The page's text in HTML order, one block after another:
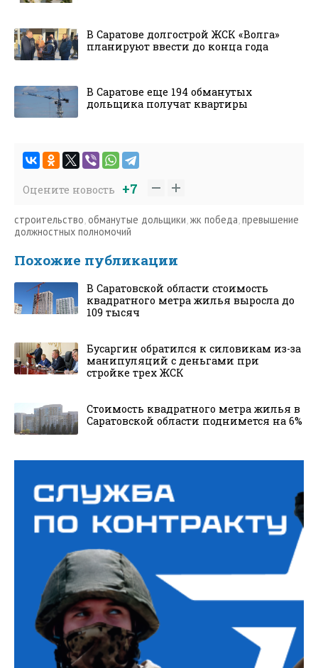
В Саратове долгострой ЖСК «Волга»
планируют ввести до конца года
В Саратове еще 194 обманутых
дольщика получат квартиры
Оцените новость +7
строительство, обманутые дольщики,жк победа,превышение
должностных полномочий
Похожие публикации
В Саратовской области стоимость
квадратного метра жилья выросла до
109 тысяч
Бусаргин обратился к силовикам из-за
манипуляций с деньгами при
стройке трех ЖСК
Стоимость квадратного метра жилья в
Саратовской области поднимется на 6%